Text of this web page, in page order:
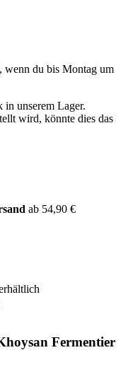
, wenn du bis Montag um
unserem Lager.
wird, könnte dies das
ab 54,90 €
Fermentier